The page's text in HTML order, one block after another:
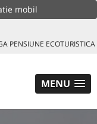
mobil
PENSIUNE ECOTURISTICA
MENU